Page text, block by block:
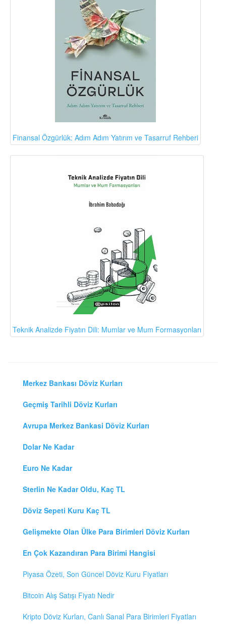
Finansal Özgürlük: Adım Adım Yatırım ve Tasarruf Rehberi
Teknik Analizde Fiyatın Dili: Mumlar ve Mum Formasyonları
Merkez Bankası Döviz Kurları
Geçmiş Tarihli Döviz Kurları
Avrupa Merkez Bankasi Döviz Kurları
Dolar Ne Kadar
Euro Ne Kadar
Sterlin Ne Kadar Oldu, Kaç TL
Döviz Sepeti Kuru Kaç TL
Gelişmekte Olan Ülke Para Birimleri Döviz Kurları
En Çok Kazandıran Para Birimi Hangisi
Piyasa Özeti, Son Güncel Döviz Kuru Fiyatları
Bitcoin Alış Satışı Fiyatı Nedir
Kripto Döviz Kurları, Canlı Sanal Para Birimleri Fiyatları